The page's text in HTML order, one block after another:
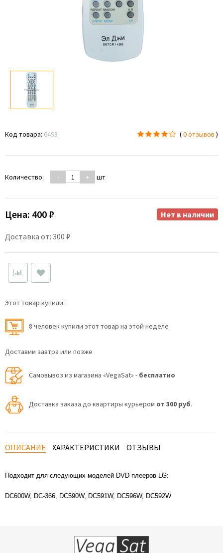
Код товара: 6493 (0 отзывов )
Количество: - + шт
Цена: 400 ₽
Доставка от: 300 ₽
Нет в наличии
Этот товар купили:
8 человек купили этот товар на этой неделе
Доставим завтра или позже
Самовывоз из магазина «VegaSat» - бесплатно
Доставка заказа до квартиры курьером от 300 руб.
ОПИСАНИЕ ХАРАКТЕРИСТИКИ ОТЗЫВЫ
Подходит для следующих моделей DVD плееров LG:
DC600W, DC-366, DC590W, DC591W, DC596W, DC592W